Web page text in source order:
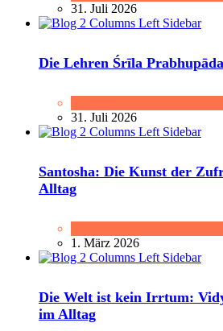
31. Juli 2026
Die Lehren Śrīla
31. Juli 2026
Santosha: Die Kunst der
Alltag
1. März 2026
Die Welt ist kein Irrtum:
im Alltag